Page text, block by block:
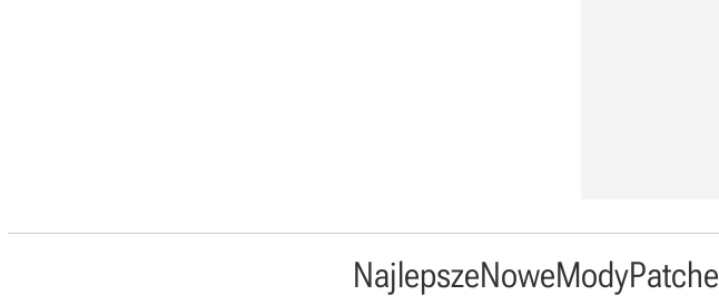
NajlepszeNoweModyPatche